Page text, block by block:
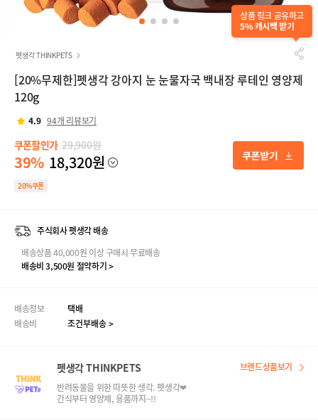
상품 링크 공유하고
5% 캐시백 받기
펫생각 THINKPETS
[20%무제한]펫생각 강아지 눈 눈물자국 백내장 루테인 영양제
120g
4.9 94개 리뷰보기
쿠폰할인가 29,900원
39% 18,320원
20%쿠폰
주식회사 펫생각 배송
배송상품 40,000원 이상 구매시 무료배송
배송비 3,500원 절약하기 >
배송정보
택배
배송비
조건부배송 >
펫생각 THINKPETS
반려동물을 위한 따뜻한 생각. 펫생각❤
간식부터 영양제, 용품까지~!!
브랜드상품보기